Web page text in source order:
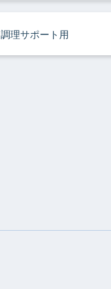
調理サポート用
容器洗浄機用